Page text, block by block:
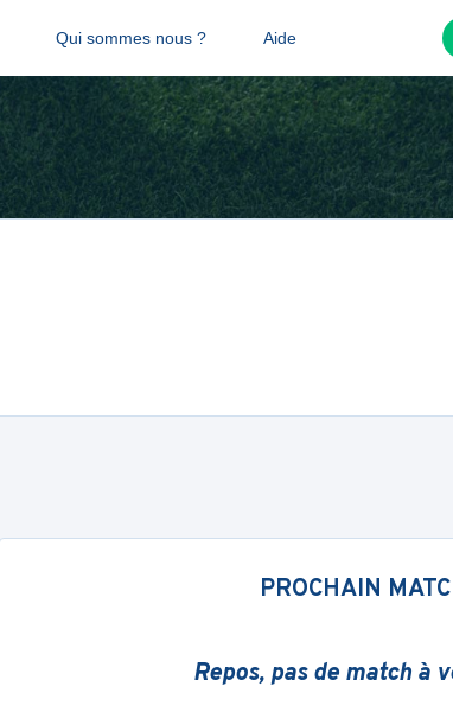
Qui sommes nous ? Aide
PROCHAIN
Repos, pas de match à